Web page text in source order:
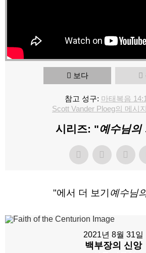
보다
참고 성구: 마태복음
Scott Vander Ploeg의 메시
시리즈: "예수님의
"에서 더 보기 예수님
2021년 8월 31일
백부장의 신앙